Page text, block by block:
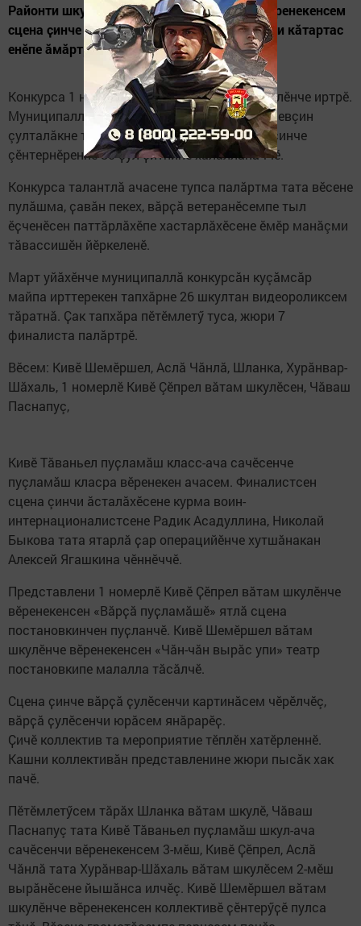
Районти шкулсенче пуҫламӑш классенче вӗренекенсем
сцена ҫинче театрализациленӗ представлени кăтартас
енӗпе ӑмӑртрӗç.
Конкурса 1 номерлӗ Кивӗ Ҫӗпрел вӑтам шкулӗнче иртрӗ.
Муниципаллă конкурса Тӑван çӗршыв хӳтӗлевçин
çулталăкне тата Тӑван çӗршывӑн Аслӑ вӑрҫинче
çӗнтернӗренпе 80 ҫул ҫитнине халалланӑччӗ.
Конкурса талантлӑ ачасене тупса палӑртма тата вӗсене
пулӑшма, ҫавӑн пекех, вӑрҫӑ ветеранӗсемпе тыл
ӗҫченӗсен паттăрлăхӗпе хастарлӑхӗсене ӗмӗр манăçми
тăвассишӗн йӗркеленӗ.
Март уйӑхӗнче муниципаллă конкурсăн куçăмсăр
майпа ирттерекен тапхӑрне 26 шкултан видеороликсем
тӑратнӑ. Ҫак тапхӑра пӗтӗмлетӳ туса, жюри 7
финалиста палӑртрӗ.
Вӗсем: Кивӗ Шемӗршел, Аслă Чăнлă, Шланка, Хурăнвар-
Шăхаль, 1 номерлӗ Кивӗ Çӗпрел вăтам шкулӗсен, Чӑваш
Паснапуç,
Кивӗ Тăваньел пуҫламӑш класс-ача сачӗсенче
пуçламăш класра вӗренекен ачасем. Финалистсен
сцена çинчи ăсталăхӗсене курма воин-
интернационалистсене Радик Асадуллина, Николай
Быкова тата ятарлӑ ҫар операцийӗнче хутшӑнакан
Алексей Ягашкина чӗннӗччӗ.
Представлени 1 номерлӗ Кивӗ Ҫӗпрел вӑтам шкулӗнче
вӗренекенсен «Вӑрҫӑ пуҫламӑшӗ» ятлă сцена
постановкинчен пуҫланчӗ. Кивӗ Шемӗршел вӑтам
шкулӗнче вӗренекенсен «Чӑн-чӑн вырӑс упи» театр
постановкипе малалла тӑсӑлчӗ.
Сцена ҫинче вӑрҫӑ ҫулӗсенчи картинăсем чӗрӗлчӗç,
вӑрҫӑ ҫулӗсенчи юрăсем янӑрарӗҫ.
Ҫичӗ коллектив та мероприятие тӗплӗн хатӗрленнӗ.
Кашни коллективăн представленине жюри пысӑк хак
пачӗ.
Пӗтӗмлетӳсем тăрăх Шланка вăтам шкулӗ, Чӑваш
Паснапуç тата Кивӗ Тăваньел пуҫламӑш шкул-ача
сачӗсенчи вӗренекенсем 3-мӗш, Кивӗ Ҫӗпрел, Аслă
Чăнлă тата Хурăнвар-Шăхаль вăтам шкулӗсем 2-мӗш
вырӑнӗсене йышӑнса илчӗç. Кивӗ Шемӗршел вӑтам
шкулӗнче вӗренекенсен коллективӗ ҫӗнтерӳҫӗ пулса